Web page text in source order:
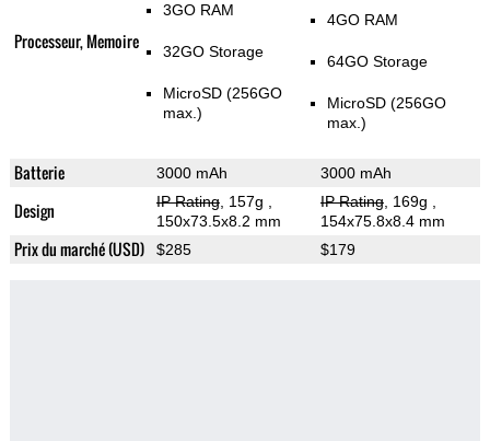
Processeur, Memoire
3GO RAM
32GO Storage
MicroSD (256GO
max.)
4GO RAM
64GO Storage
MicroSD (256GO
max.)
Batterie 3000 mAh 3000 mAh
Design IP Rating, 157g
150x73.5x8.2 mm
IP Rating, 169g
154x75.8x8.4 mm
Prix du marché (USD) $285 $179